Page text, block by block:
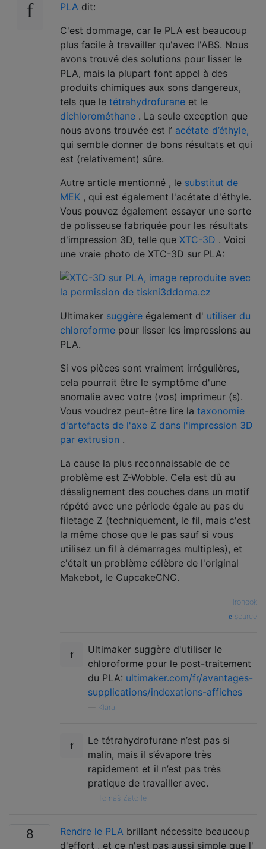
PLA dit:
C'est dommage, car le PLA est beaucoup
plus facile à travailler qu'avec l'ABS. Nous
avons trouvé des solutions pour lisser le
PLA, mais la plupart font appel à des
produits chimiques aux sons dangereux,
tels que le tétrahydrofurane et le
dichlorométhane . La seule exception que
nous avons trouvée est l’ acétate d’éthyle,
qui semble donner de bons résultats et qui
est (relativement) sûre.
Autre article mentionné , le substitut de
MEK , qui est également l'acétate d'éthyle.
Vous pouvez également essayer une sorte
de polisseuse fabriquée pour les résultats
d'impression 3D, telle que XTC-3D . Voici
une vraie photo de XTC-3D sur PLA:
Ultimaker suggère également d' utiliser du
chloroforme pour lisser les impressions au
PLA.
Si vos pièces sont vraiment irrégulières,
cela pourrait être le symptôme d'une
anomalie avec votre (vos) imprimeur (s).
Vous voudrez peut-être lire la taxonomie
d'artefacts de l'axe Z dans l'impression 3D
par extrusion .
La cause la plus reconnaissable de ce
problème est Z-Wobble. Cela est dû au
désalignement des couches dans un motif
répété avec une période égale au pas du
filetage Z (techniquement, le fil, mais c'est
la même chose que le pas sauf si vous
utilisez un fil à démarrages multiples), et
c'était un problème célèbre de l'original
Makebot, le CupcakeCNC.
Hroncok
source
Ultimaker suggère d'utiliser le
chloroforme pour le post-traitement
du PLA: ultimaker.com/fr/avantages-
supplications/indexations-affiches
Klara
Le tétrahydrofurane n’est pas si
malin, mais il s’évapore très
rapidement et il n’est pas très
pratique de travailler avec.
Tomáš Zato le
8 Rendre le PLA brillant nécessite beaucoup
d'effort , et ce n'est pas aussi simple que l'